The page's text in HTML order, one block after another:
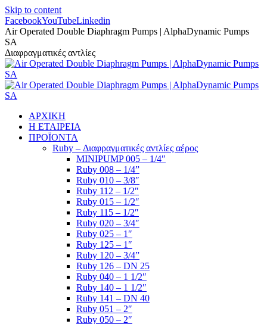
Skip to content
FacebookYouTubeLinkedin
Air Operated Double Diaphragm Pumps | AlphaDynamic Pumps
SA
Διαφραγματικές αντλίες
ΑΡΧΙΚΗ
Η ΕΤΑΙΡΕΙΑ
ΠΡΟΪΟΝΤΑ
Ruby – Διαφραγματικές αντλίες αέρος
MINIPUMP 005 – 1/4″
Ruby 008 – 1/4”
Ruby 010 – 3/8″
Ruby 112 – 1/2″
Ruby 015 – 1/2″
Ruby 115 – 1/2″
Ruby 020 – 3/4″
Ruby 025 – 1″
Ruby 125 – 1″
Ruby 120 – 3/4”
Ruby 126 – DN 25
Ruby 040 – 1 1/2″
Ruby 140 – 1 1/2″
Ruby 141 – DN 40
Ruby 051 – 2″
Ruby 050 – 2″